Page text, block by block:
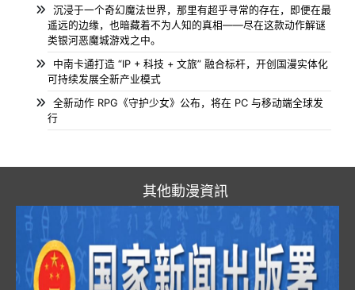
沉浸于一个奇幻魔法世界，那里有超乎寻常的存在，即便在最
遥远的边缘，也暗藏着不为人知的真相——尽在这款动作解谜
类银河恶魔城游戏之中。
中南卡通打造 “IP + 科技 + 文旅” 融合标杆，开创国漫实体化
可持续发展全新产业模式
全新动作 RPG《守护少女》公布，将在 PC 与移动端全球发
行
其他動漫資訊